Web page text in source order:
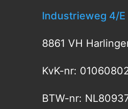
Industrieweg 4/E
8861 VH
KvK-nr:
BTW-nr: